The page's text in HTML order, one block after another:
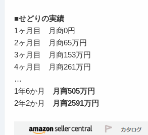
■せどりの実績
1ヶ月目 月商0円
2ヶ月目 月商65万円
3ヶ月目 月商153万円
4ヶ月目 月商261万円
…
1年6か月
月商505万円
2年2か月
月商2591万円